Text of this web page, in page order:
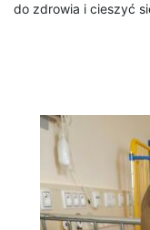
do zdrowia i cieszyć